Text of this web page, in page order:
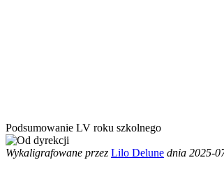
Podsumowanie LV roku szkolnego
Wykaligrafowane przez Lilo Delune dnia 2025-